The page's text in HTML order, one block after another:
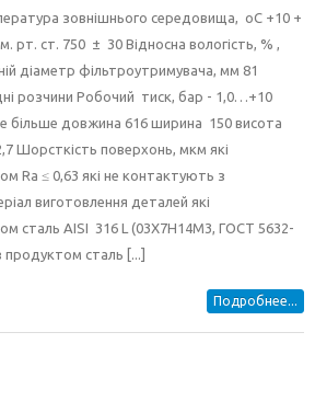
зовнішнього середовища, оС +10 +
рт. ст. 750 ± 30 Відносна вологість, % ,
діаметр фільтроутримувача, мм 81
розчини Робочий тиск, бар - 1,0…+10
більше довжина 616 ширина 150 висота
Шорсткість поверхонь, мкм які
Ra ≤ 0,63 які не контактують з
виготовлення деталей які
сталь AISI 316 L (03Х7Н14М3, ГОСТ 5632-
продуктом сталь [...]
Подробнее...